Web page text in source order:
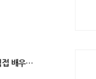
[초등] 호치민시한국국제학교에서 전 프로농구 선수에게 직접 배우는 농구의 즐거움